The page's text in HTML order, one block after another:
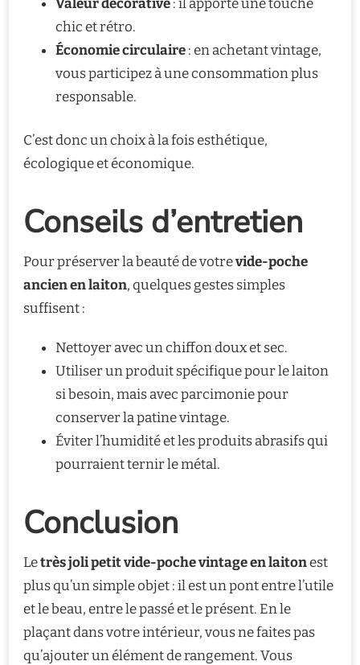
chic et rétro.
Économie circulaire: en achetant vintage,
vous participez à une consommation plus
responsable.
C’est donc un choix à la fois esthétique,
écologique et économique.
Conseils d’entretien
Pour préserver la beauté de votrevide-poche
ancien en laiton, quelques gestes simples
suffisent :
Nettoyer avec un chiffon doux et sec.
Utiliser un produit spécifique pour le laiton
si besoin, mais avec parcimonie pour
conserver la patine vintage.
Éviter l’humidité et les produits abrasifs qui
pourraient ternir le métal.
Conclusion
Letrès joli petit vide-poche vintage en laitonest
plus qu’un simple objet : il est un pont entre l’utile
et le beau, entre le passé et le présent. En le
plaçant dans votre intérieur, vous ne faites pas
qu’ajouter un élément de rangement. Vous